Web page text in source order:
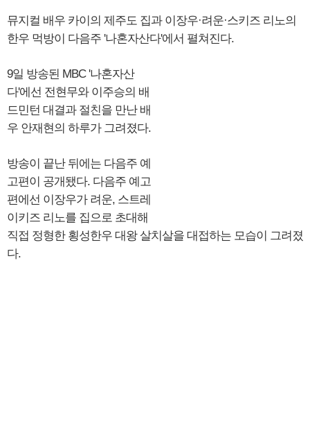
뮤지컬 배우 카이의 제주도 집과 이장우·려운·스키즈 리노의
한우 먹방이 다음주 '나혼자산다'에서 펼쳐진다.
9일 방송된 MBC '나혼자산
다'에선 전현무와 이주승의 배
드민턴 대결과 절친을 만난 배
우 안재현의 하루가 그려졌다.
방송이 끝난 뒤에는 다음주 예
고편이 공개됐다. 다음주 예고
편에선 이장우가 려운, 스트레
이키즈 리노를 집으로 초대해
직접 정형한 횡성한우 대왕 살치살을 대접하는 모습이 그려졌
다.